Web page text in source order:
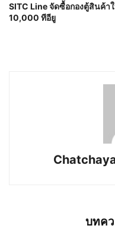
SITC Line จัดซื้อกองตู้สินค้า
10,000 ทีอียู
บทค